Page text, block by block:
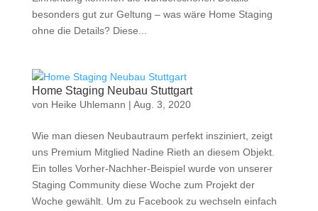
besonders gut zur Geltung – was wäre Home Staging
ohne die Details? Diese...
Home Staging Neubau Stuttgart
von Heike Uhlemann | Aug. 3, 2020
Wie man diesen Neubautraum perfekt insziniert, zeigt
uns Premium Mitglied Nadine Rieth an diesem Objekt.
Ein tolles Vorher-Nachher-Beispiel wurde von unserer
Staging Community diese Woche zum Projekt der
Woche gewählt. Um zu Facebook zu wechseln einfach